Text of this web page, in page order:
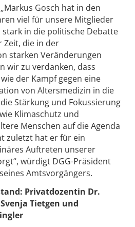
Gosch hat in den
viel für unsere Mitglieder
in die politische Debatte
Zeit, die in der
starken Veränderungen
wir zu verdanken, dass
der Kampf gegen eine
von Altersmedizin in die
Stärkung und Fokussierung
Klimaschutz und
Menschen auf die Agenda
zuletzt hat er für ein
Auftreten unserer
würdigt DGG-Präsident
Amtsvorgängers.
Privatdozentin Dr.
Tietgen und